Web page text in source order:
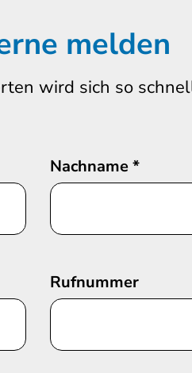
melden
wird sich so
Nachname*
Rufnummer